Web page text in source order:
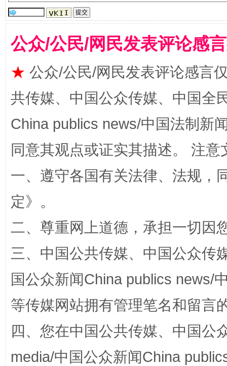
漫山遍野的桃花与雪山、麦地、白藏房 除
招工难、用工荒背后
网上购药对药下症？
公众/公民/网民发表评论感
★ 公众/公民/网民发表评论感言
共传媒、中国公众传媒、中国全
China publics news/中国法制新
同意其观点或证实其描述。 注
一、遵守各国有关法律、法规，
定》。
二、尊重网上道德，承担一切因
三、中国公共传媒、中国公众传
国公众新闻China publics news/
等传媒网站拥有管理笔名和留言
四、您在中国公共传媒、中国公
media/中国公众新闻China